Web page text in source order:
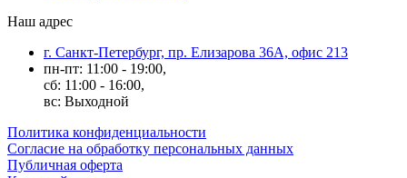
Наш адрес
г. Санкт-Петербург, пр. Елизарова 36А, офис 213
пн-пт: 11:00 - 19:00,
сб: 11:00 - 16:00,
вс: Выходной
Политика конфиденциальности
Согласие на обработку персональных данных
Публичная оферта